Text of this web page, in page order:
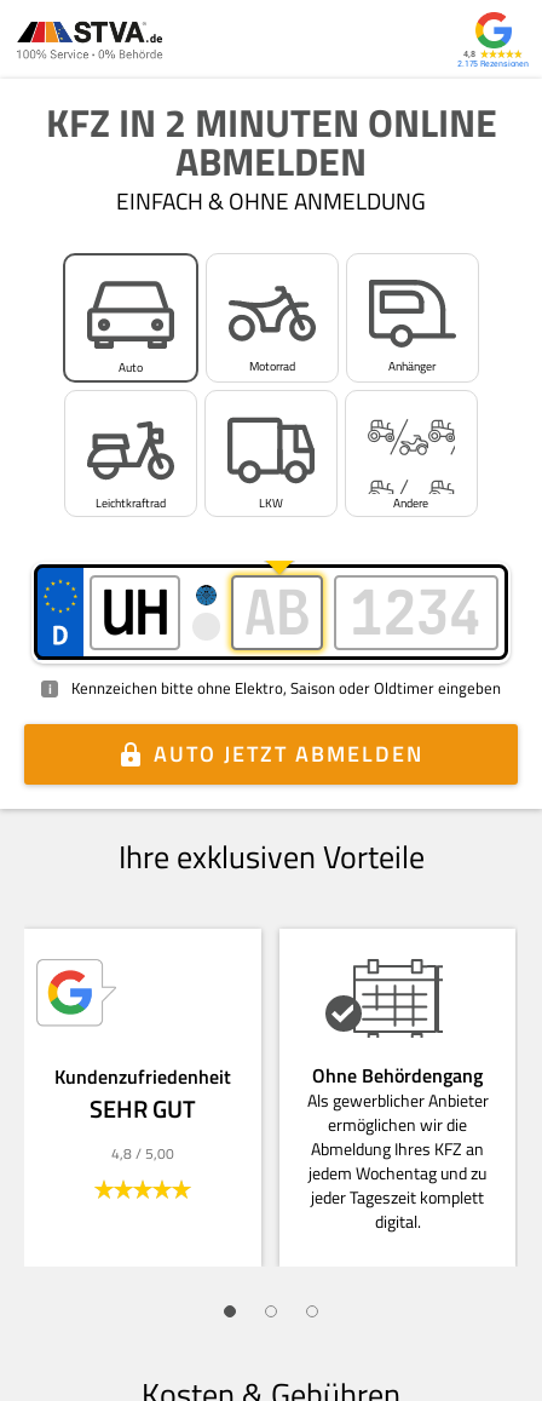
4,8
2.175
KFZ IN 2 MINUTEN ONLINE
ABMELDEN
EINFACH & OHNE ANMELDUNG
Auto Motorrad Anhänger
Leichtkraftrad LKW Andere
i Kennzeichen bitte ohne Elektro, Saison oder Oldtimer eingeben
AUTO JETZT ABMELDEN
Ihre exklusiven Vorteile
Kundenzufriedenheit
SEHR GUT
4,8/ 5,00
Ohne Behördengang
Als gewerblicher Anbieter
ermöglichen wir die
Abmeldung Ihres KFZ an
jedem Wochentag und zu
jeder Tageszeit komplett
digital.